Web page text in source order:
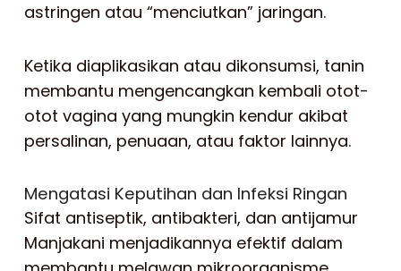
astringen atau “menciutkan” jaringan.
Ketika diaplikasikan atau dikonsumsi, tanin
membantu mengencangkan kembali otot-
otot vagina yang mungkin kendur akibat
persalinan, penuaan, atau faktor lainnya.
Mengatasi Keputihan dan Infeksi Ringan
Sifat antiseptik, antibakteri, dan antijamur
Manjakani menjadikannya efektif dalam